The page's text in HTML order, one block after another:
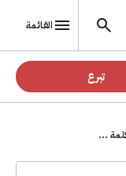
القائمة
تبرع
...